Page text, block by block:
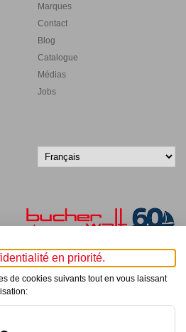
Marques
Contact
Blog
Catalogue
Médias
Jobs
© Bucher+Walt 2011-2026
réservés - Informations non contractuelles
en priorité.
de cookies suivants tout en vous laissant